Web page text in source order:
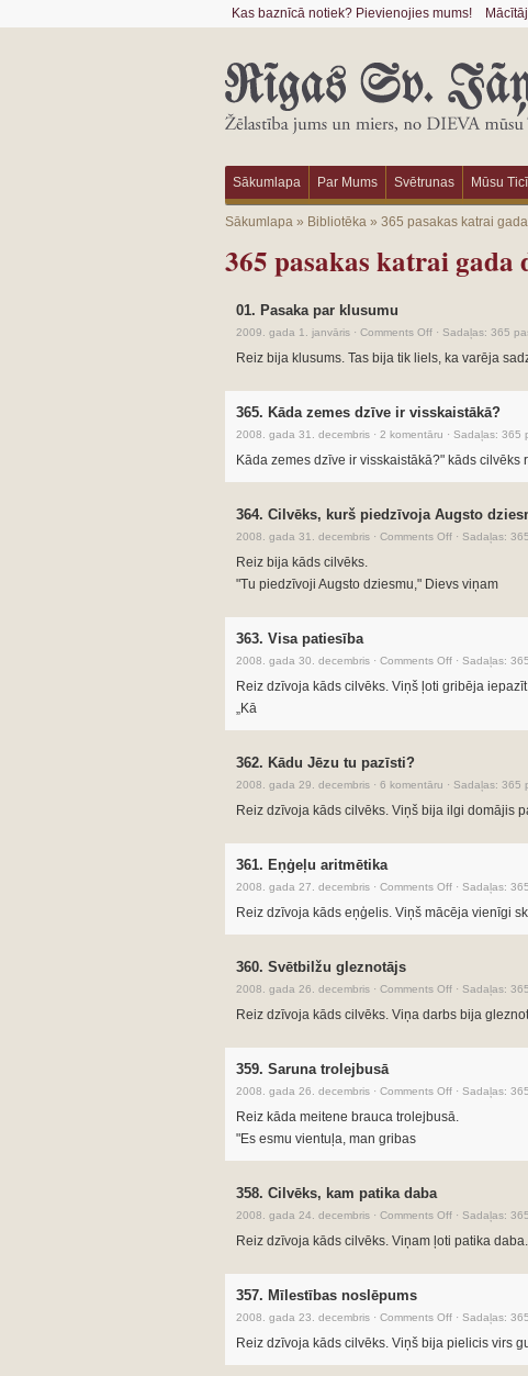
Kas baznīcā notiek? Pievienojies mums!
Sākumlapa Par Mums Svētrunas Mūsu
Sākumlapa» Bibliotēka» 365 pasakas katrai
365 pasakas katrai gada
01. Pasaka par klusumu
2009. gada 1. janvāris · Comments Off · Sadaļas: 365
Reiz bija klusums. Tas bija tik liels, ka varēja
365. Kāda zemes dzīve ir visskaistākā?
2008. gada 31. decembris · 2 komentāru · Sadaļas: 365
Kāda zemes dzīve ir visskaistākā?" kāds cilvēks
364. Cilvēks, kurš piedzīvoja Augsto
2008. gada 31. decembris · Comments Off · Sadaļas:
Reiz bija kāds cilvēks.
"Tu piedzīvoji Augsto dziesmu," Dievs viņam
363. Visa patiesība
2008. gada 30. decembris · Comments Off · Sadaļas:
Reiz dzīvoja kāds cilvēks. Viņš ļoti gribēja
„Kā
362. Kādu Jēzu tu pazīsti?
2008. gada 29. decembris · 6 komentāru · Sadaļas: 365
Reiz dzīvoja kāds cilvēks. Viņš bija ilgi domājis
361. Eņģeļu aritmētika
2008. gada 27. decembris · Comments Off · Sadaļas:
Reiz dzīvoja kāds eņģelis. Viņš mācēja vienīgi
360. Svētbilžu gleznotājs
2008. gada 26. decembris · Comments Off · Sadaļas:
Reiz dzīvoja kāds cilvēks. Viņa darbs bija
359. Saruna trolejbusā
2008. gada 26. decembris · Comments Off · Sadaļas:
Reiz kāda meitene brauca trolejbusā.
"Es esmu vientuļa, man gribas
358. Cilvēks, kam patika daba
2008. gada 24. decembris · Comments Off · Sadaļas:
Reiz dzīvoja kāds cilvēks. Viņam ļoti patika
357. Mīlestības noslēpums
2008. gada 23. decembris · Comments Off · Sadaļas:
Reiz dzīvoja kāds cilvēks. Viņš bija pielicis virs